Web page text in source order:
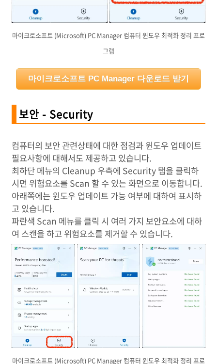
마이크로소프트 (Microsoft) PC Manager 컴퓨터 윈도우 최적화 정리 프로
그램
마이크로소프트 PC Manager 다운로드 받기
보안 - Security
컴퓨터의 보안 관련상태에 대한 점검과 윈도우 업데이트
필요사항에 대해서도 제공하고 있습니다.
최하단 메뉴의 Cleanup 우측에 Security 탭을 클릭하
시면 위험요소를 Scan 할 수 있는 화면으로 이동합니다.
아래쪽에는 윈도우 업데이트 가능 여부에 대하여 표시하
고 있습니다.
파란색 Scan 메뉴를 클릭 시 여러 가지 보안요소에 대하
여 스캔을 하고 위험요소를 제거할 수 있습니다.
마이크로소프트 (Microsoft) PC Manager 컴퓨터 윈도우 최적화 정리 프로